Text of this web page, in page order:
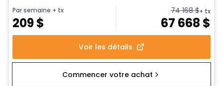
Par semaine + tx
209$
74 168$+ tx
67 668 $
Voir les détails
Commencer votre achat